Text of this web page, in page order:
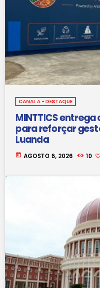
CANAL A - DESTAQUE
MINTTICS
para reforçar
Luanda
today AGOSTO 6, 2026 10